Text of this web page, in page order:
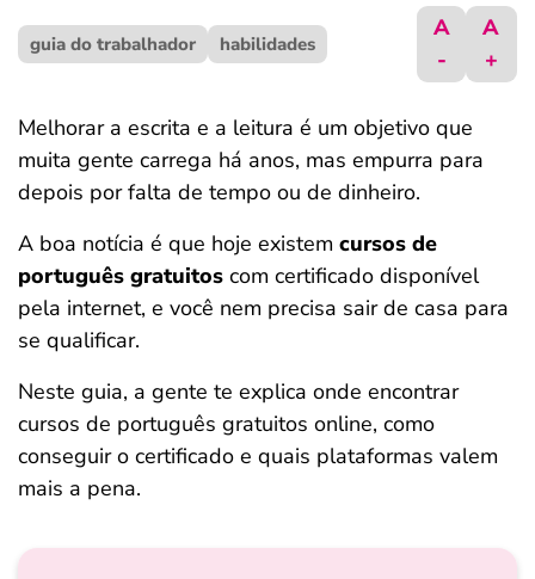
ferramentas
guia do trabalhador habilidades
A
-
A
+
Melhorar a escrita e a leitura é um objetivo que
muita gente carrega há anos, mas empurra para
depois por falta de tempo ou de dinheiro.
A boa notícia é que hoje existem cursos de
português gratuitos com certificado disponível
pela internet, e você nem precisa sair de casa para
se qualificar.
Neste guia, a gente te explica onde encontrar
cursos de português gratuitos online, como
conseguir o certificado e quais plataformas valem
mais a pena.